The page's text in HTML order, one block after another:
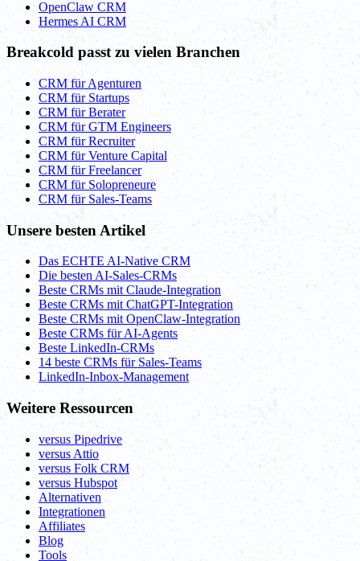
OpenClaw CRM
Hermes AI CRM
Breakcold passt zu vielen Branchen
CRM für Agenturen
CRM für Startups
CRM für Berater
CRM für GTM Engineers
CRM für Recruiter
CRM für Venture Capital
CRM für Freelancer
CRM für Solopreneure
CRM für Sales-Teams
Unsere besten Artikel
Das ECHTE AI-Native CRM
Die besten AI-Sales-CRMs
Beste CRMs mit Claude-Integration
Beste CRMs mit ChatGPT-Integration
Beste CRMs mit OpenClaw-Integration
Beste CRMs für AI-Agents
Beste LinkedIn-CRMs
14 beste CRMs für Sales-Teams
LinkedIn-Inbox-Management
Weitere Ressourcen
versus Pipedrive
versus Attio
versus Folk CRM
versus Hubspot
Alternativen
Integrationen
Affiliates
Blog
Tools